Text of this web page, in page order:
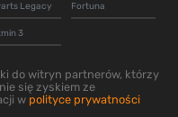
Legacy
3
Fortuna
do witryn partnerów, którzy
się zyskiem ze
w polityce prywatności